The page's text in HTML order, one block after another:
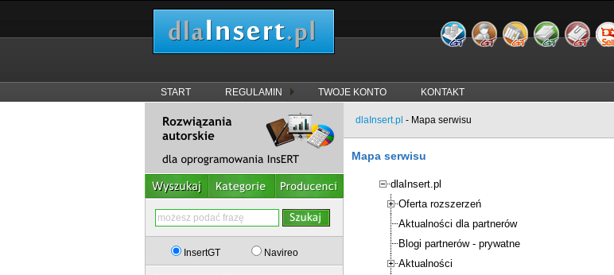
START REGULAMIN TWOJE KONTO KONTAKT
InsertGT Navireo
dlaInsert.pl - Mapa serwisu
Mapa serwisu
dlaInsert.pl
Oferta rozszerzeń
Aktualności dla partnerów
Blogi partnerów - prywatne
Aktualności